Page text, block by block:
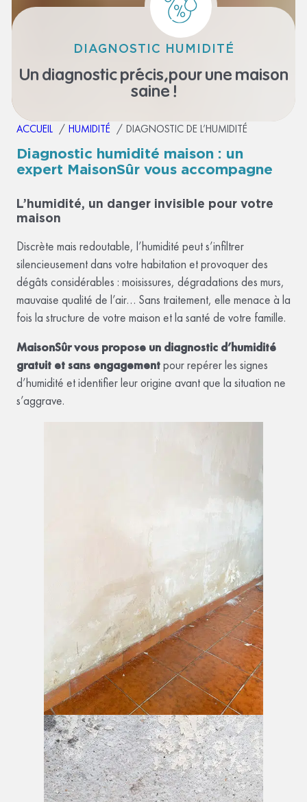
DIAGNOSTIC HUMIDITÉ
Un diagnostic précis,pour une maison
saine !
ACCUEIL HUMIDITÉ DIAGNOSTIC DE L’HUMIDITÉ
Diagnostic humidité maison : un
expert MaisonSûr vous accompagne
L’humidité, un danger invisible pour votre
maison
Discrète mais redoutable, l’humidité peut s’infiltrer
silencieusement dans votre habitation et provoquer des
dégâts considérables : moisissures, dégradations des murs,
mauvaise qualité de l’air… Sans traitement, elle menace à la
fois la structure de votre maison et la santé de votre famille.
MaisonSûr vous propose un diagnostic d’humidité
gratuit et sans engagementpour repérer les signes
d’humidité et identifier leur origine avant que la situation ne
s’aggrave.